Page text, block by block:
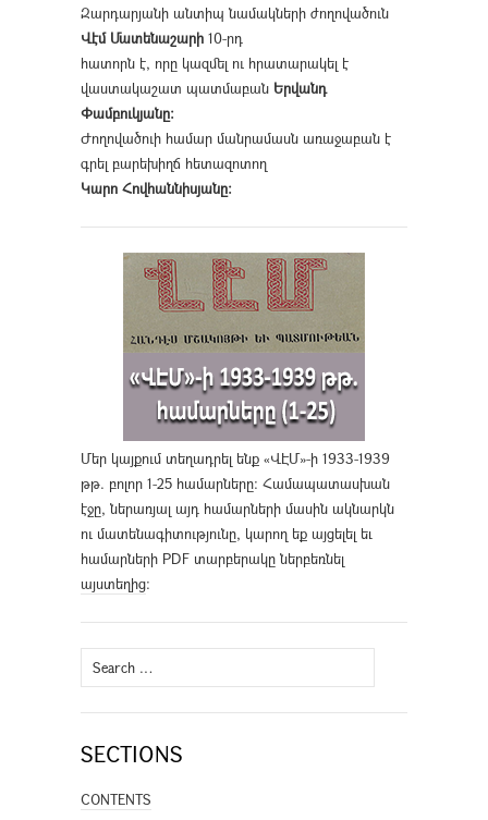
Զարդարյանի անտիպ նամակների ժողովածուն
Վէմ Մատենաշարի 10-րդ
հատորն է, որը կազմել ու հրատարակել է
վաստակաշատ պատմաբան Երվանդ
Փամբուկյանը։
Ժողովածուի համար մանրամասն առաջաբան է
գրել բարեխիղճ հետազոտող
Կարո Հովհաննիսյանը։
Մեր կայքում տեղադրել ենք «ՎԷՄ»-ի 1933-1939
թթ. բոլոր 1-25 համարները։ Համապատասխան
էջը, ներառյալ այդ համարների մասին ակնարկն
ու մատենագիտությունը, կարող եք այցելել եւ
համարների PDF տարբերակը ներբեռնել
այստեղից։
Search
for:
SECTIONS
CONTENTS